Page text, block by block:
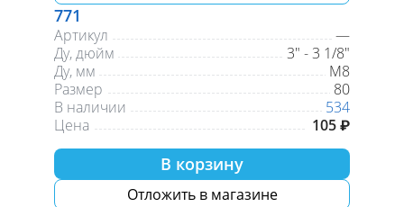
771
Артикул
—
Ду, дюйм
3" - 3 1/8"
Ду, мм
М8
Размер
80
В наличии
534
Цена
105 ₽
В корзину
Отложить в магазине